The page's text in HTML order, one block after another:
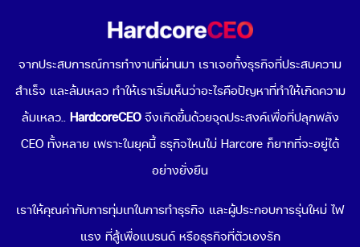
Elon Musk คาดสภาวะ “เศรษฐกิจถดถอย” มีโอกาสต่อ
เนื่องยาวไปถึงปี 2024!
October 21, 2022
จากประสบการณ์การทำงานที่ผ่านมา เราเจอทั้งธุรกิจที่ประสบความ
สำเร็จ และล้มเหลว ทำให้เราเริ่มเห็นว่าอะไรคือปัญหาที่ทำให้เกิดความ
ล้มเหลว.. HardcoreCEOจึงเกิดขึ้นด้วยจุดประสงค์เพื่อที่ปลุกพลัง
CEO ทั้งหลาย เพราะในยุคนี้ ธรุกิจไหนไม่ Harcore ก็ยากที่จะอยู่ได้
อย่างยั่งยืน
เราให้คุณค่ากับการทุ่มเทในการทำธุรกิจ และผู้ประกอบการรุ่นใหม่ ไฟ
แรง ที่สู้เพื่อแบรนด์ หรือธุรกิจที่ตัวเองรัก